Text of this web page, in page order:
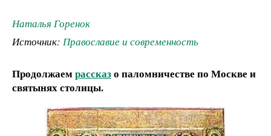
Наталья Горенок
Источник: Православие и современность
Продолжаем рассказо паломничестве по Москве и
святынях столицы.